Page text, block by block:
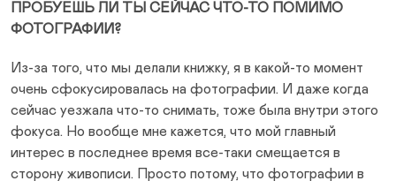
ПРОБУЕШЬ ЛИ ТЫ СЕЙЧАС ЧТО-ТО ПОМИМО
ФОТОГРАФИИ?
Из-за того, что мы делали книжку, я в какой-то момент
очень сфокусировалась на фотографии. И даже когда
сейчас уезжала что-то снимать, тоже была внутри этого
фокуса. Но вообще мне кажется, что мой главный
интерес в последнее время все-таки смещается в
сторону живописи. Просто потому, что фотографии в